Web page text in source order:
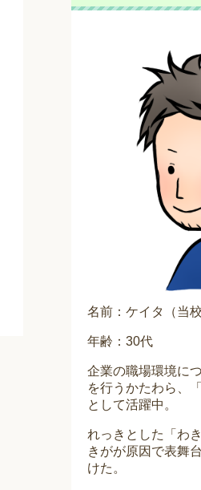
名前：ケイタ（当
年齢：30代
企業の職場環境に
を行うかたわら、
として活躍中。
れっきとした「わ
きがが原因で表舞
けた。